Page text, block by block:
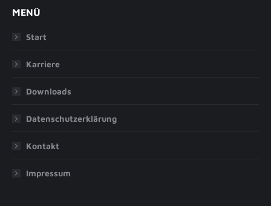
MENÜ
Start
Karriere
Downloads
Datenschutzerklärung
Kontakt
Impressum